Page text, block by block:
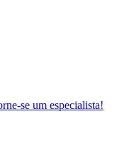
se um especialista!